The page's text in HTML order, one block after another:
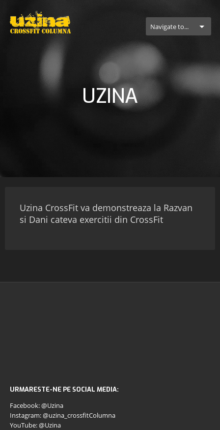
Navigate to...
UZINA
Uzina CrossFit va demonstreaza la Razvan
si Dani cateva exercitii din CrossFit
URMARESTE-NE PE SOCIAL MEDIA:
Facebook: @Uzina
Instagram: @uzina_crossfitColumna
YouTube: @Uzina